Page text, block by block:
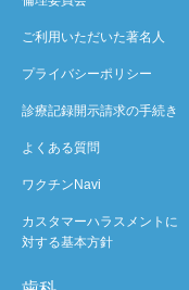
ご利用いただいた著名人
プライバシーポリシー
診療記録開示請求の手続き
よくある質問
ワクチンNavi
カスタマーハラスメントに
対する基本方針